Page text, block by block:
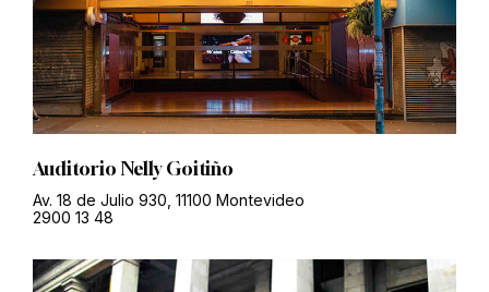
Auditorio Nelly Goitiño
Av. 18 de Julio 930, 11100 Montevideo
2900 13 48